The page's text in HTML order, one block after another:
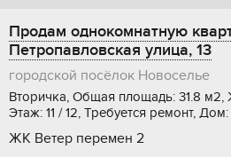
Продам однокомнатную
Петропавловская улица, 13
городской посёлок Новоселье
Вторичка, Общая площадь: 31.8
Этаж: 11 / 12, Требуется ремонт,
ЖК Ветер перемен 2